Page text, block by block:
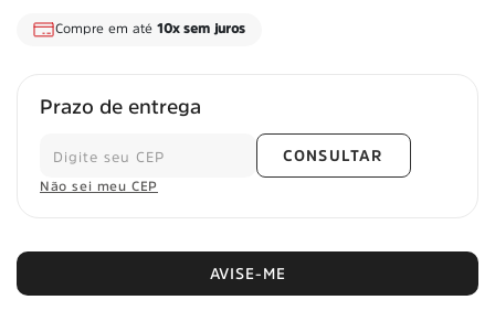
Frete Grátis para todo o Brasil
Prazo de entrega
CONSULTAR
Não sei meu CEP
AVISE-ME